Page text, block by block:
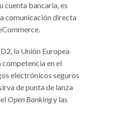
cuenta bancaria, es
comunicación directa
la Unión Europea
en el
electrónicos seguros
de punta de lanza
Open Bankingy las